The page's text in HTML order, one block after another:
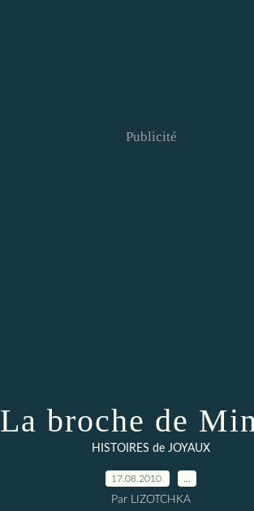
Publicité
La broche de
HISTOIRES de JOYAUX
17.08.2010
Par LIZOTCHKA